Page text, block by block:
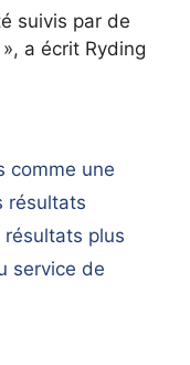
suivis par de
a écrit Ryding
comme une
résultats
résultats plus
service de